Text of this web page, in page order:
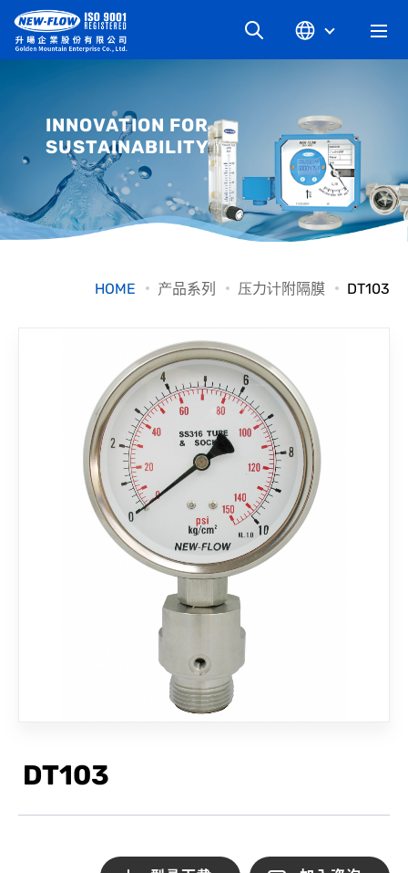
最新消息
知识文章
档案下载
联络我们
INNOVATION FOR
SUSTAINABILITY
HOME 产品系列 压力计附隔膜 DT103
DT103